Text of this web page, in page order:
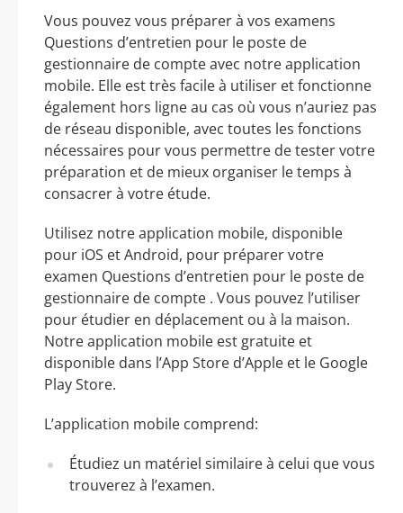
Vous pouvez vous préparer à vos examens
Questions d’entretien pour le poste de
gestionnaire de compte avec notre application
mobile. Elle est très facile à utiliser et fonctionne
également hors ligne au cas où vous n’auriez pas
de réseau disponible, avec toutes les fonctions
nécessaires pour vous permettre de tester votre
préparation et de mieux organiser le temps à
consacrer à votre étude.
Utilisez notre application mobile, disponible
pour iOS et Android, pour préparer votre
examen Questions d’entretien pour le poste de
gestionnaire de compte . Vous pouvez l’utiliser
pour étudier en déplacement ou à la maison.
Notre application mobile est gratuite et
disponible dans l’App Store d’Apple et le Google
Play Store.
L’application mobile comprend:
Étudiez un matériel similaire à celui que vous
trouverez à l’examen.